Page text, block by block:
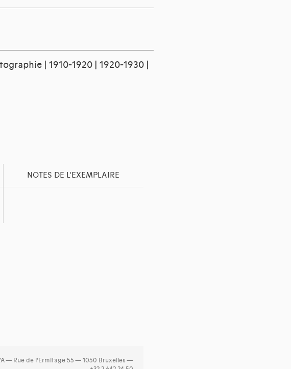
| 1910-1920 | 1920-1930 |
NOTES DE L'EXEMPLAIRE
— Rue de l’Ermitage 55 — 1050 Bruxelles —